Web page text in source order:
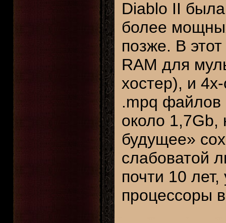
Diablo II
более
позже. В
RAM для
хостер), и
.mpq файлов
около 1,7Gb,
будущее»
слабоватой
почти 10
процессоры